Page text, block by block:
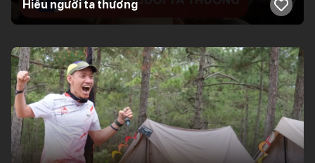
Hiểu người ta thương